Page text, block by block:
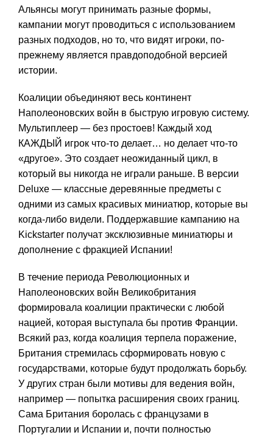
Альянсы могут принимать разные формы,
кампании могут проводиться с использованием
разных подходов, но то, что видят игроки, по-
прежнему является правдоподобной версией
истории.
Коалиции объединяют весь континент
Наполеоновских войн в быструю игровую систему.
Мультиплеер — без простоев! Каждый ход
КАЖДЫЙ игрок что-то делает… но делает что-то
«другое». Это создает неожиданный цикл, в
который вы никогда не играли раньше. В версии
Deluxe — классные деревянные предметы с
одними из самых красивых миниатюр, которые вы
когда-либо видели. Поддержавшие кампанию на
Kickstarter получат эксклюзивные миниатюры и
дополнение с фракцией Испании!
В течение периода Революционных и
Наполеоновских войн Великобритания
формировала коалиции практически с любой
нацией, которая выступала бы против Франции.
Всякий раз, когда коалиция терпела поражение,
Британия стремилась сформировать новую с
государствами, которые будут продолжать борьбу.
У других стран были мотивы для ведения войн,
например — попытка расширения своих границ.
Сама Британия боролась с французами в
Португалии и Испании и, почти полностью